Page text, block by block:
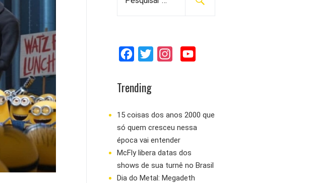
r
o
r
:
c
b
o
o
k
t
e
r
a
g
r
m
u
b
Trending
15 coisas dos anos 2000 que
só quem cresceu nessa
época vai entender
McFly libera datas dos
shows de sua turnê no Brasil
Dia do Metal: Megadeth